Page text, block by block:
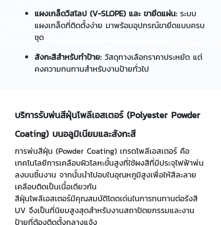
แผงเกล็ดวีสโลป (V-SLOPE) และ ขายึดแผ่น: ระบบ
แผงเกล็ดที่ติดตั้งง่าย มาพร้อมอุปกรณ์ขายึดแบบครบ
ชุด
สังกะสีสำหรับทำป้าย: วัสดุทางเลือกราคาประหยัด แต่
คงความทนทานสำหรับงานป้ายทั่วไป
บริการรับพ่นสีฝุ่นโพลีเอสเตอร์ (Polyester Powder
Coating) บนอลูมิเนียมและสังกะสี
การพ่นสีฝุ่น (Powder Coating) เกรดโพลีเอสเตอร์ คือ
เทคโนโลยีการเคลือบผิวโลหะขั้นสูงที่ใช้ผงสีที่มีประจุไฟฟ้าพ่น
ลงบนชิ้นงาน จากนั้นนำไปอบในอุณหภูมิสูงเพื่อให้สีละลาย
เคลือบติดเป็นเนื้อเดียวกัน
สีฝุ่นโพลีเอสเตอร์มีคุณสมบัติโดดเด่นในการทนทานต่อรังสี
UV จึงเป็นที่นิยมสูงสุดสำหรับงานสถาปัตยกรรมและงาน
ป้ายที่ต้องติดตั้งกลางแจ้ง